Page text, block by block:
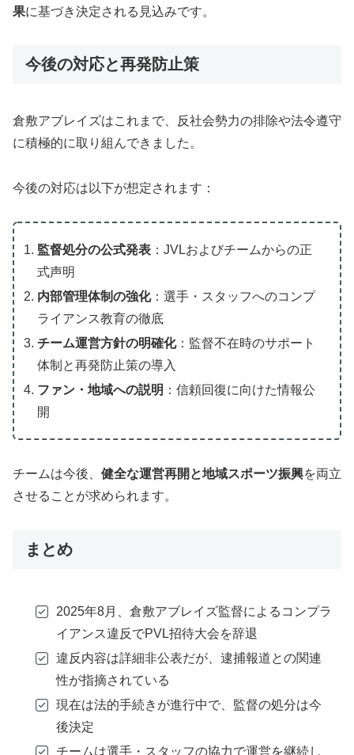
果に基づき決定される見込みです。
今後の対応と再発防止策
倉敷アブレイズはこれまで、反社会勢力の排除や法令遵守
に積極的に取り組んできました。
今後の対応は以下が想定されます：
監督処分の公式発表 ：JVLおよびチームからの正
式声明
内部管理体制の強化：選手・スタッフへのコンプ
ライアンス教育の徹底
チーム運営方針の明確化：監督不在時のサポート
体制と再発防止策の導入
ファン・地域への説明 ：信頼回復に向けた情報公
開
チームは今後、 健全な運営再開と地域スポーツ振興を両立
させることが求められます。
まとめ
2025年8月、倉敷アブレイズ監督によるコンプラ
イアンス違反でPVL招待大会を辞退
違反内容は詳細非公表だが、逮捕報道との関連
性が指摘されている
現在は法的手続きが進行中で、監督の処分は今
後決定
チームは選手・スタッフの協力で運営を継続し